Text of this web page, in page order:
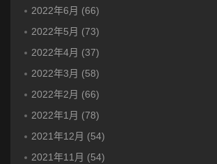
2022年6月 (66)
2022年5月 (73)
2022年4月 (37)
2022年3月 (58)
2022年2月 (66)
2022年1月 (78)
2021年12月 (54)
2021年11月 (54)